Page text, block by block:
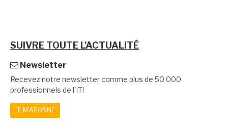
SUIVRE TOUTE L'ACTUALITÉ
Newsletter
Recevez notre newsletter comme plus de 50 000
professionnels de l'IT!
JE M'ABONNE